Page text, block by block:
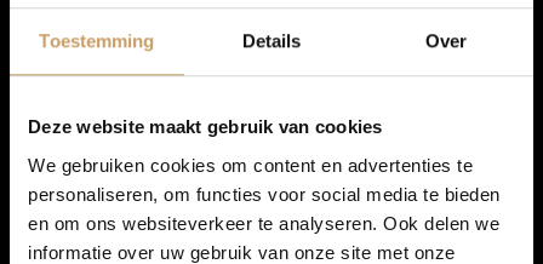
Toestemming Details Over
Deze website maakt gebruik van cookies
We gebruiken cookies om content en advertenties te
personaliseren, om functies voor social media te bieden
en om ons websiteverkeer te analyseren. Ook delen we
informatie over uw gebruik van onze site met onze
Multimedia-voorbereiding
Radio
Autolease
Financiering
Autoverzekeringen